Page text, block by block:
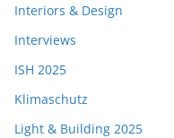
Interiors & Design
Interviews
ISH 2025
Klimaschutz
Light & Building 2025